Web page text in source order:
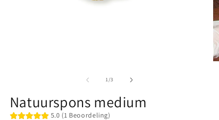
1/van
3
Natuurspons medium
5.0 (1 Beoordeling)